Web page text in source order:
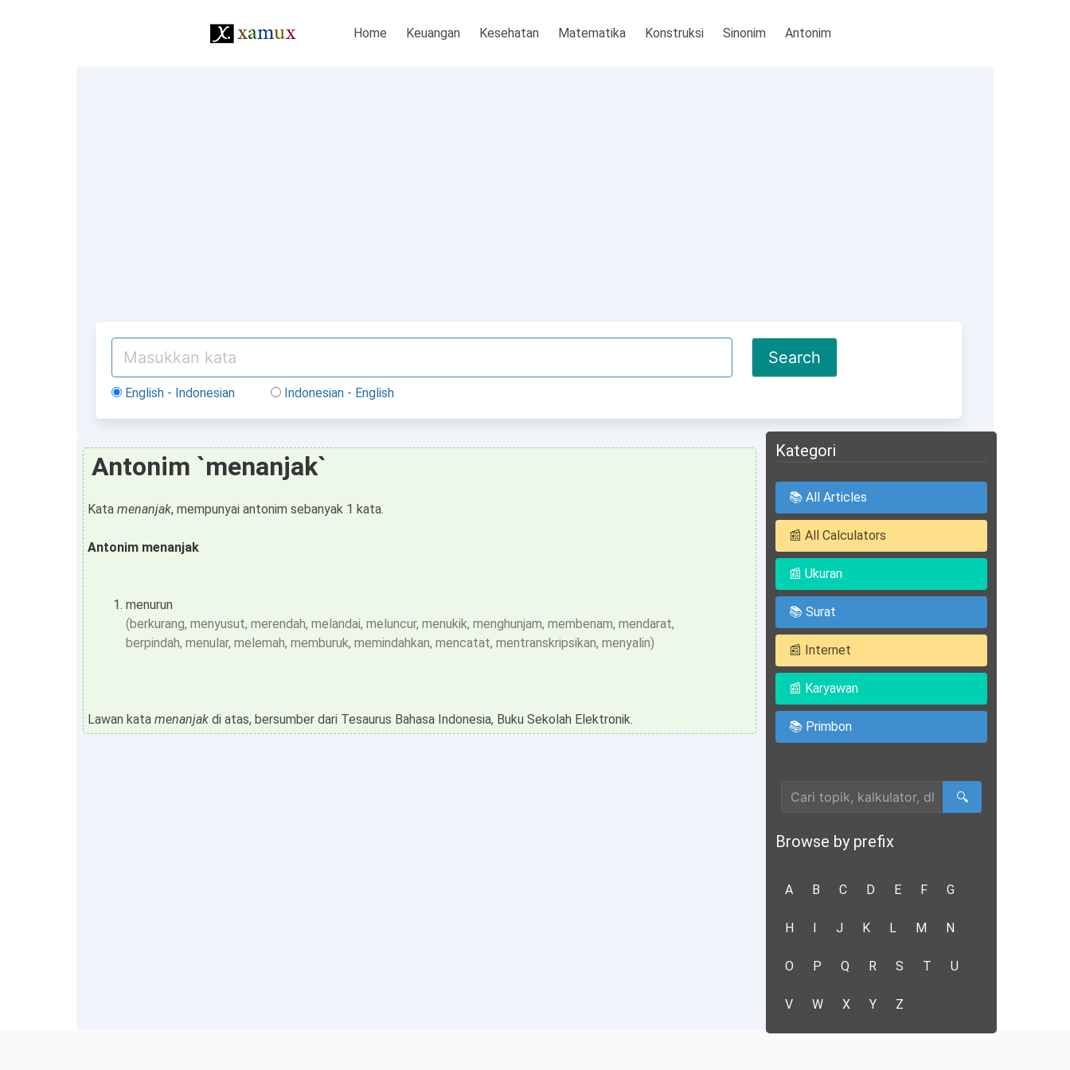
Home Keuangan Kesehatan Matematika Konstruksi Sinonim Antonim
English - Indonesian Indonesian - English
Antonim `menanjak`
Kata menanjak, mempunyai antonim sebanyak 1 kata.
Antonim menanjak
menurun
(berkurang, menyusut, merendah, melandai, meluncur, menukik, menghunjam, membenam, mendarat,
berpindah, menular, melemah, memburuk, memindahkan, mencatat, mentranskripsikan, menyalin)
Lawan kata menanjak di atas, bersumber dari Tesaurus Bahasa Indonesia, Buku Sekolah Elektronik.
Kategori
📚 All Articles
📰 All Calculators
📰 Ukuran
📚 Surat
📰 Internet
📰 Karyawan
📚 Primbon
🔍
Browse by prefix
A B C D E F G
H I J K L M N
O P Q R S T U
V W X Y Z